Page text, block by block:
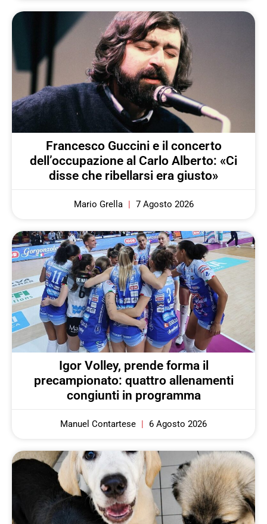
Francesco Guccini e il concerto
dell’occupazione al Carlo Alberto: «Ci
disse che ribellarsi era giusto»
Mario Grella 7 Agosto 2026
Igor Volley, prende forma il
precampionato: quattro allenamenti
congiunti in programma
Manuel Contartese 6 Agosto 2026